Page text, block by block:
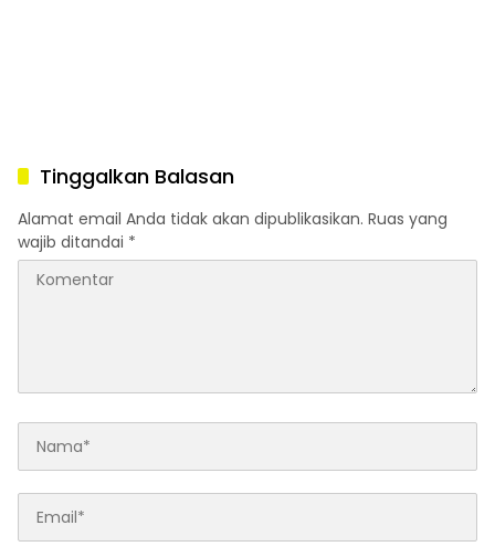
Tinggalkan Balasan
Alamat email Anda tidak akan dipublikasikan. Ruas yang
wajib ditandai *